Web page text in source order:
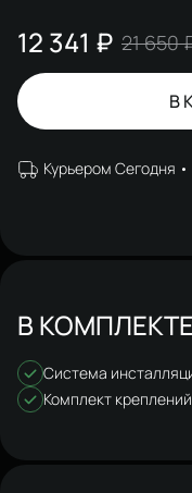
12 341 ₽ 21 650
В
Курьером Сегодня
В КОМПЛЕКТЕ
Система
Комплект креплений